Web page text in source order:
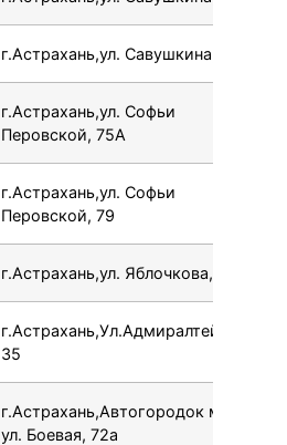
г.Астрахань,ул. Савушкина, 5
г.Астрахань,ул. Софьи
Перовской, 75А
г.Астрахань,ул. Софьи
Перовской, 79
г.Астрахань,ул. Яблочкова, 42
г.Астрахань,Ул.Адмиралтейская,
35
г.Астрахань,Автогородок м-н,
ул. Боевая, 72а